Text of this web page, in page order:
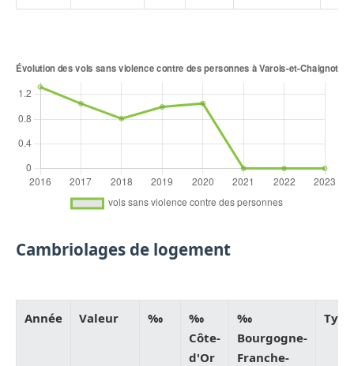
Cambriolages de logement
Année Valeur ‰
‰
Côte-
d'Or
‰
Bourgogne-
Franche-
Type